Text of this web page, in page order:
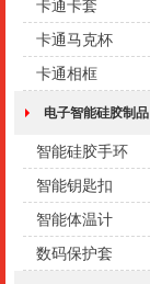
卡通卡套
卡通马克杯
卡通相框
电子智能硅胶制品
智能硅胶手环
智能钥匙扣
智能体温计
数码保护套